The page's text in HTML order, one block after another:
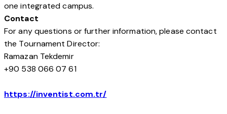
one integrated campus.
Contact
For any questions or further information, please contact
the Tournament Director:
Ramazan Tekdemir
+90 538 066 07 61
https://inventist.com.tr/